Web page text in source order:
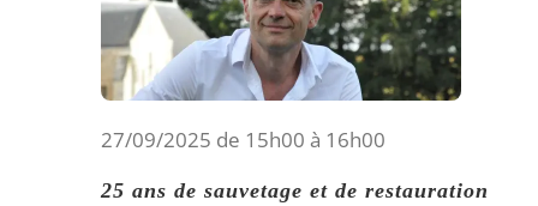
25 ans de sauvetage et de restauration
27/09/2025 de 15h00 à 16h00